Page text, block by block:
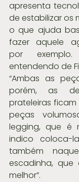
apresenta
de estabilizar os
o que ajuda
fazer aquele
por
entendendo de
“Ambas as
porém, as
prateleiras ficam
peças
legging, que é
indico coloca-
também
escadinha, que
melhor”.